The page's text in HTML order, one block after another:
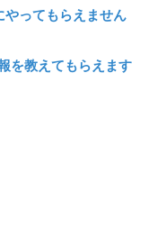
やってもらえません
を教えてもらえます